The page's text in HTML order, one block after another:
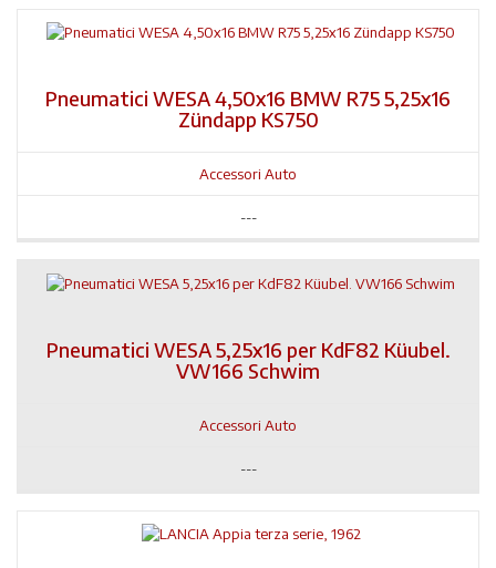
Pneumatici WESA 4,50x16 BMW R75 5,25x16
Zündapp KS750
Accessori Auto
---
Pneumatici WESA 5,25x16 per KdF82 Küubel.
VW166 Schwim
Accessori Auto
---